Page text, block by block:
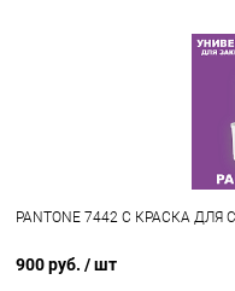
PANTONE 7442 C КРАСКА ДЛЯ
900 руб. / шт